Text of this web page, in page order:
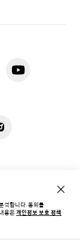
석합니다. 동의를
용은개인정보 보호 정책